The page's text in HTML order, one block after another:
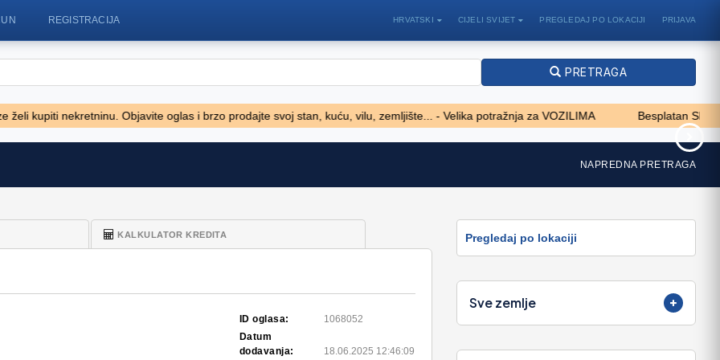
REGISTRACIJA HRVATSKI CIJELI SVIJET PREGLEDAJ PO LOKACIJI PRIJAVA
PRETRAGA
nekretninu. Objavite oglas i brzo prodajte svoj stan, kuću, vilu, zemljište... - Velika potražnja za VOZILIMA Besplatan SKOK NA
John Deere 1640NAPREDNA PRETRAGA
KALKULATOR KREDITA
ID oglasa:
1068052
Datum
dodavanja:
18.06.2025 12:46:09
Pregledaj po lokaciji
Sve zemlje